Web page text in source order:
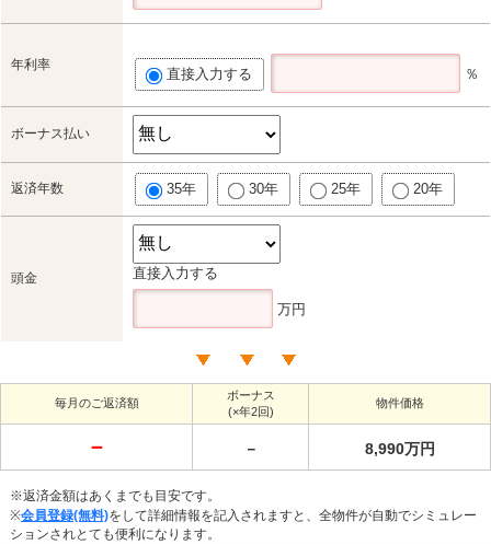
年利率
直接入力する ％
ボーナス払い
返済年数 35年 30年 25年 20年
頭金 直接入力する
万円
毎月のご返済額
ボーナス
(×年2回)
物件価格
－ － 8,990万円
※返済金額はあくまでも目安です。
※会員登録(無料)をして詳細情報を記入されますと、全物件が自動でシミュレー
ションされとても便利になります。